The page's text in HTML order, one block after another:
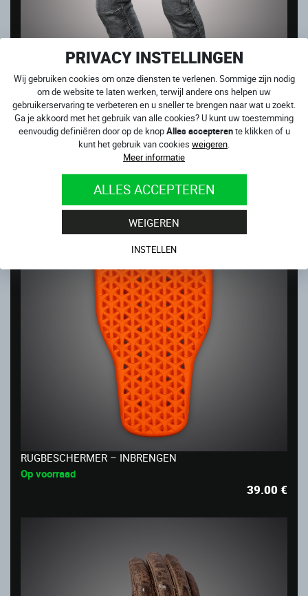
PRIVACY INSTELLINGEN
Wij gebruiken cookies om onze diensten te verlenen. Sommige zijn nodig
om de website te laten werken, terwijl andere ons helpen uw
gebruikerservaring te verbeteren en u sneller te brengen naar wat u zoekt.
Ga je akkoord met het gebruik van alle cookies? U kunt uw toestemming
eenvoudig definiëren door op de knopAlles accepterente klikken of u
kunt het gebruik van cookies weigeren
Meer informatie
ALLES ACCEPTEREN
WEIGEREN
INSTELLEN
CLUB SPORT GREY
Op voorraad
RUGBESCHERMER – INBRENGEN
Op voorraad
39.00€